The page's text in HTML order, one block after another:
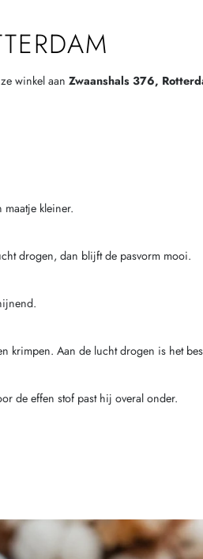
winkel aan Zwaanshals 376,
maatje kleiner.
drogen, dan blijft de pasvorm mooi.
krimpen. Aan de lucht drogen is het
de effen stof past hij overal onder.